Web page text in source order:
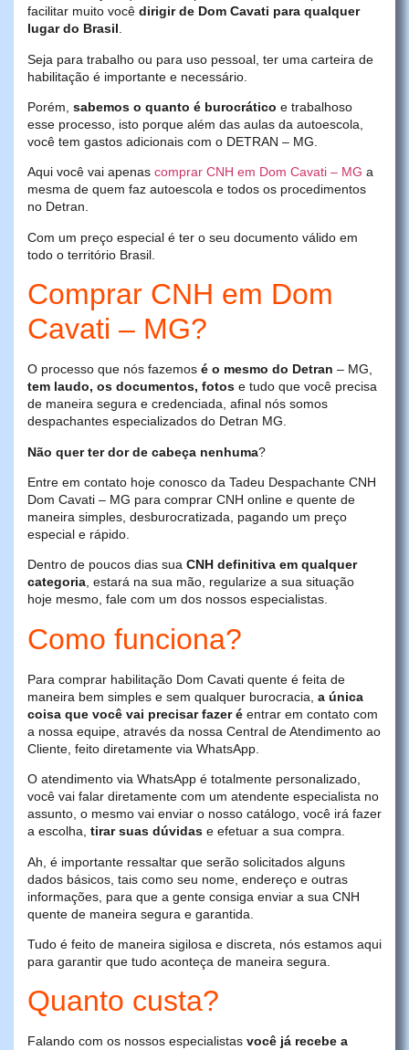
facilitar muito você dirigir de Dom Cavati para qualquer
lugar do Brasil.
Seja para trabalho ou para uso pessoal, ter uma carteira de
habilitação é importante e necessário.
Porém, sabemos o quanto é burocrático e trabalhoso
esse processo, isto porque além das aulas da autoescola,
você tem gastos adicionais com o DETRAN – MG.
Aqui você vai apenas comprar CNH em Dom Cavati – MG a
mesma de quem faz autoescola e todos os procedimentos
no Detran.
Com um preço especial é ter o seu documento válido em
todo o território Brasil.
Comprar CNH em Dom
Cavati – MG?
O processo que nós fazemos é o mesmo do Detran – MG,
tem laudo, os documentos, fotos e tudo que você precisa
de maneira segura e credenciada, afinal nós somos
despachantes especializados do Detran MG.
Não quer ter dor de cabeça nenhuma?
Entre em contato hoje conosco da Tadeu Despachante CNH
Dom Cavati – MG para comprar CNH online e quente de
maneira simples, desburocratizada, pagando um preço
especial e rápido.
Dentro de poucos dias sua CNH definitiva em qualquer
categoria, estará na sua mão, regularize a sua situação
hoje mesmo, fale com um dos nossos especialistas.
Como funciona?
Para comprar habilitação Dom Cavati quente é feita de
maneira bem simples e sem qualquer burocracia, a única
coisa que você vai precisar fazer é entrar em contato com
a nossa equipe, através da nossa Central de Atendimento ao
Cliente, feito diretamente via WhatsApp.
O atendimento via WhatsApp é totalmente personalizado,
você vai falar diretamente com um atendente especialista no
assunto, o mesmo vai enviar o nosso catálogo, você irá fazer
a escolha, tirar suas dúvidas e efetuar a sua compra.
Ah, é importante ressaltar que serão solicitados alguns
dados básicos, tais como seu nome, endereço e outras
informações, para que a gente consiga enviar a sua CNH
quente de maneira segura e garantida.
Tudo é feito de maneira sigilosa e discreta, nós estamos aqui
para garantir que tudo aconteça de maneira segura.
Quanto custa?
Falando com os nossos especialistas você já recebe a